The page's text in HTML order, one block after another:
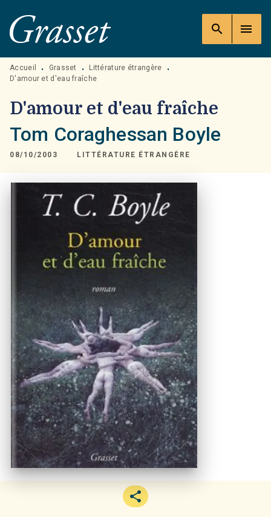
MENU RECHERCHE
PIED DE PAGE
search menu
Accueil • Grasset • Littérature étrangère
•
D'amour et d'eau fraîche
D'amour et d'eau fraîche
Tom Coraghessan Boyle
08/10/2003 LITTÉRATURE ÉTRANGÈRE